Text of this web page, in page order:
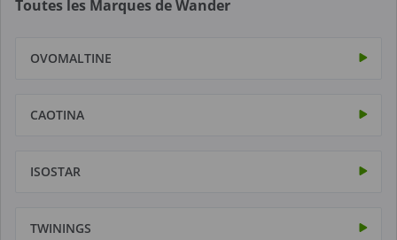
Toutes les Marques de Wander
OVOMALTINE
CAOTINA
ISOSTAR
TWININGS